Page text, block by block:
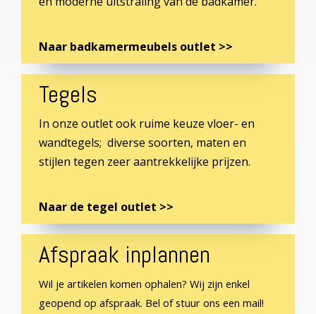
Naar badkamermeubels outlet >>
Tegels
In onze outlet ook ruime keuze vloer- en
wandtegels; diverse soorten, maten en
stijlen tegen zeer aantrekkelijke prijzen.
Naar de tegel outlet >>
Afspraak inplannen
Wil je artikelen komen ophalen? Wij zijn enkel
geopend op afspraak. Bel of stuur ons een mail!